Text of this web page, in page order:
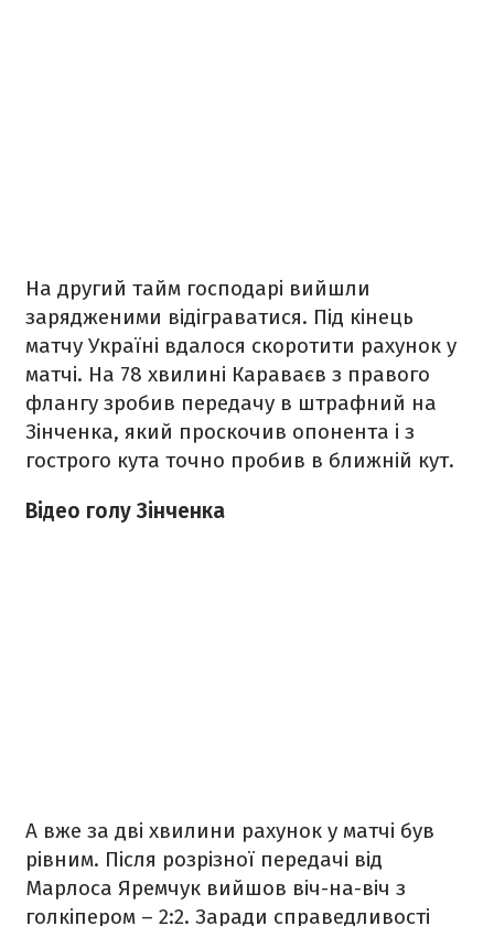
На другий тайм господарі вийшли
зарядженими відіграватися. Під кінець
матчу Україні вдалося скоротити рахунок у
матчі. На 78 хвилині Караваєв з правого
флангу зробив передачу в штрафний на
Зінченка, який проскочив опонента і з
гострого кута точно пробив в ближній кут.
Відео голу Зінченка
А вже за дві хвилини рахунок у матчі був
рівним. Після розрізної передачі від
Марлоса Яремчук вийшов віч-на-віч з
голкіпером – 2:2. Заради справедливості